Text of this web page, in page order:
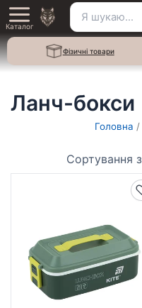
Перейти
до
вмісту
Main
Menu
Каталог
Пошук
для:
Фізичні товари
Ланч-бокси
Головна /